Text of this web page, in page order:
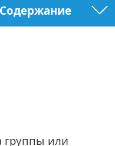
Содержание
группы или